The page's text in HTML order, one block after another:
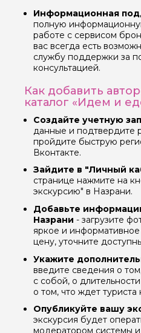
Информационная
полную
работе с сервисом
вас всегда есть
службу поддержки за
консультацией.
Как добавить
каталог «Идем и
Создайте учетную
данные и подтвердите
пройдите быструю
Вконтакте.
Зайдите в "Личный
странице нажмите на
экскурсию" в Назрани.
Добавьте
Назрани - загрузите
яркое и
цену, уточните
Укажите
введите сведения о
с собой, о
о том, что ждет туриста
Опубликуйте вашу
экскурсия будет
модератором системы
Ваша электронная почта
Ваш номер телефона
Вопросы и комментарии
Если у вас есть
задать
Я даю своё согласие на
данных